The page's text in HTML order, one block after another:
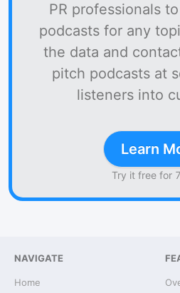
PR professionals
podcasts for any
the data and
pitch podcasts at
listeners into
Learn
Try it free for
NAVIGATE
Home